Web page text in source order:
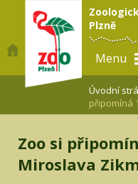
Plzně
Menu
Úvodní
připomíná
Zoo si
Miroslava